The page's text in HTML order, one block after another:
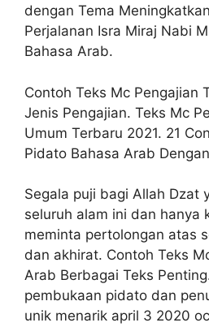
dengan Tema
Perjalanan Isra Miraj Nabi
Bahasa Arab.
Contoh Teks Mc Pengajian
Jenis Pengajian. Teks Mc
Umum Terbaru 2021. 21
Pidato Bahasa Arab
Segala puji bagi Allah Dzat
seluruh alam ini dan hanya
meminta pertolongan atas
dan akhirat. Contoh Teks
Arab Berbagai Teks
pembukaan pidato dan
unik menarik april 3 2020